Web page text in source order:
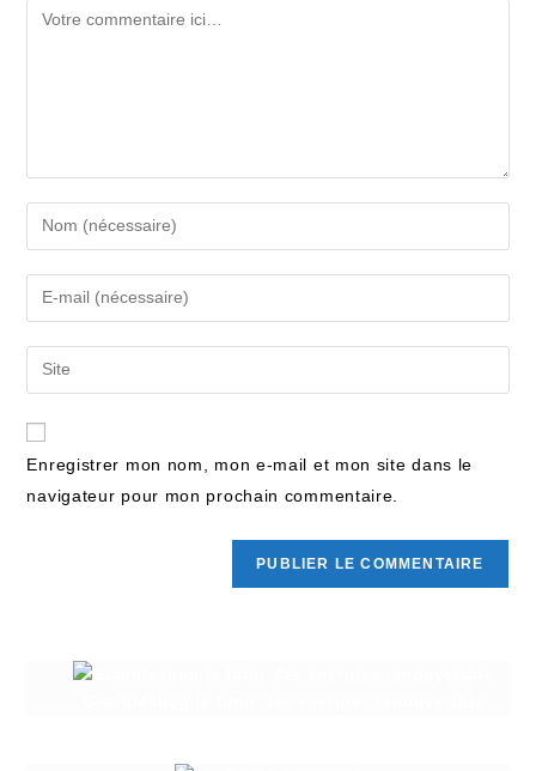
Enregistrer mon nom, mon e-mail et mon site dans le
navigateur pour mon prochain commentaire.